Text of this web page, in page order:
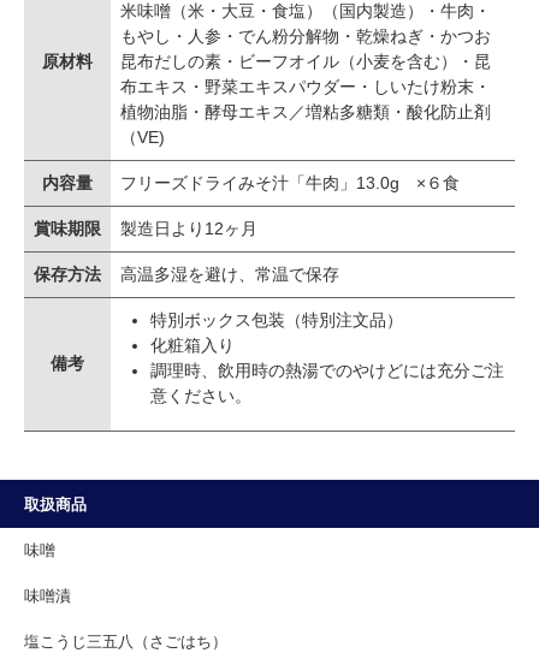
原材料
米味噌（米・大豆・食塩）（国内製造）・牛肉・
もやし・人参・でん粉分解物・乾燥ねぎ・かつお
昆布だしの素・ビーフオイル（小麦を含む）・昆
布エキス・野菜エキスパウダー・しいたけ粉末・
植物油脂・酵母エキス／増粘多糖類・酸化防止剤
（VE)
内容量 フリーズドライみそ汁「牛肉」13.0g ×６食
賞味期限 製造日より12ヶ月
保存方法 高温多湿を避け、常温で保存
備考
特別ボックス包装（特別注文品）
化粧箱入り
調理時、飲用時の熱湯でのやけどには充分ご注
意ください。
取扱商品
味噌
味噌漬
塩こうじ三五八（さごはち）